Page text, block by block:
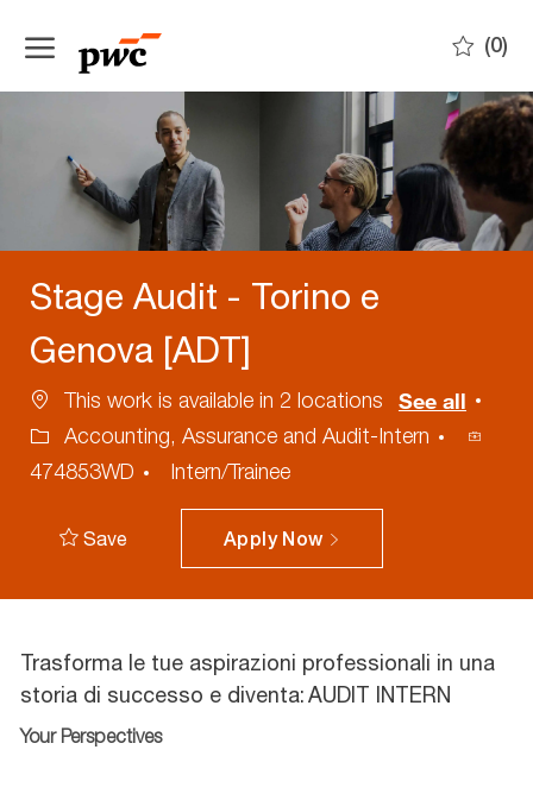
(0)
Stage Audit - Torino e
Genova [ADT]
This work is available in 2 locations See all
Accounting, Assurance and Audit-Intern
474853WD Intern/Trainee
Save Apply Now
Trasforma le tue aspirazioni professionali in una
storia di successo e diventa: AUDIT INTERN
Your Perspectives